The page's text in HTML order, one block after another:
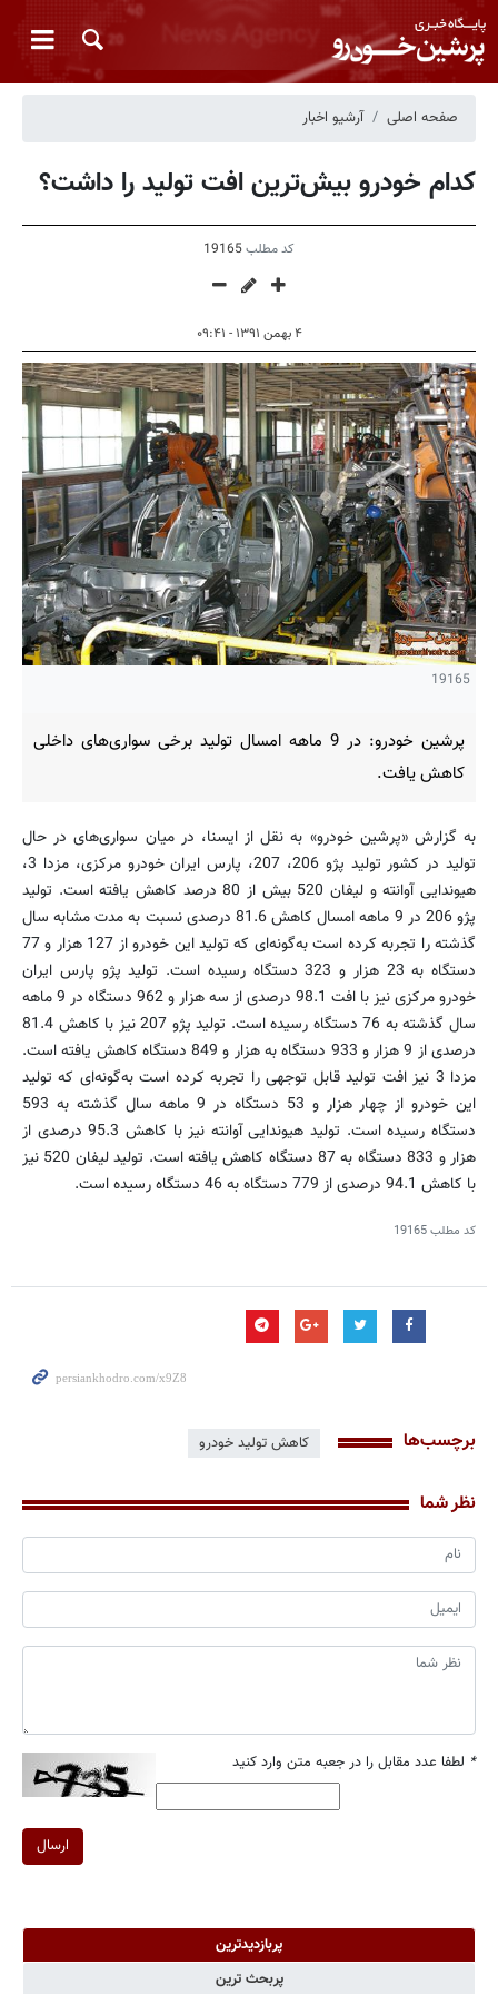
صفحه اصلی آرشیو اخبار
کدام خودرو بیش‌ترین افت تولید را داشت؟
کد مطلب19165
۴ بهمن ۱۳۹۱ - ۰۹:۴۱
19165
پرشین خودرو: در 9 ماهه امسال تولید برخی سواری‌های داخلی
کاهش یافت.
به گزارش «پرشین خودرو» به نقل از ایسنا، در میان سواری‌های در حال
تولید در کشور تولید پژو 206، 207، پارس ایران خودرو مرکزی، مزدا 3،
هیوندایی آوانته و لیفان 520 بیش از 80 درصد کاهش یافته است. تولید
پژو 206 در 9 ماهه امسال کاهش 81.6 درصدی نسبت به مدت مشابه سال
گذشته را تجربه کرده است به‌گونه‌ای که تولید این خودرو از 127 هزار و 77
دستگاه به 23 هزار و 323 دستگاه رسیده است. تولید پژو پارس ایران
خودرو مرکزی نیز با افت 98.1 درصدی از سه هزار و 962 دستگاه در 9 ماهه
سال گذشته به 76 دستگاه رسیده است. تولید پژو 207 نیز با کاهش 81.4
درصدی از 9 هزار و 933 دستگاه به هزار و 849 دستگاه کاهش یافته است.
مزدا 3 نیز افت تولید قابل توجهی را تجربه کرده است به‌گونه‌ای که تولید
این خودرو از چهار هزار و 53 دستگاه در 9 ماهه سال گذشته به 593
دستگاه رسیده است. تولید هیوندایی آوانته نیز با کاهش 95.3 درصدی از
هزار و 833 دستگاه به 87 دستگاه کاهش یافته است. تولید لیفان 520 نیز
با کاهش 94.1 درصدی از 779 دستگاه به 46 دستگاه رسیده است.
کد مطلب19165
برچسب‌ها کاهش تولید خودرو
نظر شما
* لطفا عدد مقابل را در جعبه متن وارد کنید
ارسال
پربازدیدترین
پربحث ترین